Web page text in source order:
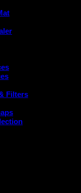
Filters